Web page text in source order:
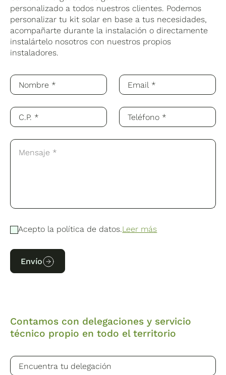
personalizado a todos nuestros clientes. Podemos
personalizar tu kit solar en base a tus necesidades,
acompañarte durante la instalación o directamente
instalártelo nosotros con nuestros propios
instaladores.
Acepto la política de datos.Leer más
Envío
Contamos con delegaciones y servicio
técnico propio en todo el territorio